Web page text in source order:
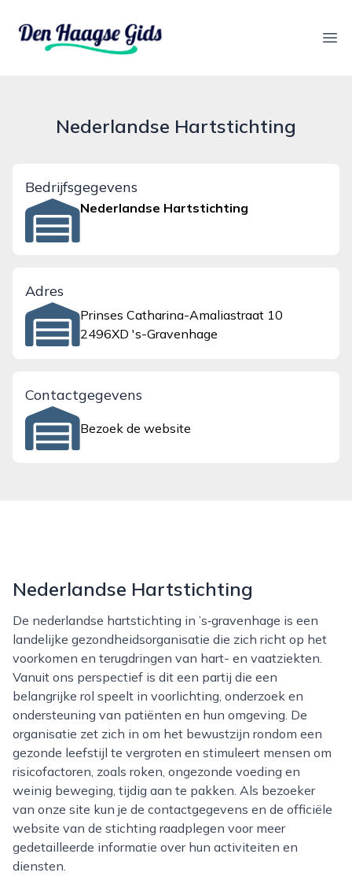
denhaagsegids.nl
Nederlandse Hartstichting
Bedrijfsgegevens
Nederlandse Hartstichting
Adres
Prinses Catharina-Amaliastraat 10
2496XD 's-Gravenhage
Contactgegevens
Bezoek de website
Nederlandse Hartstichting
De nederlandse hartstichting in ’s‑gravenhage is een
landelijke gezondheidsorganisatie die zich richt op het
voorkomen en terugdringen van hart- en vaatziekten.
Vanuit ons perspectief is dit een partij die een
belangrijke rol speelt in voorlichting, onderzoek en
ondersteuning van patiënten en hun omgeving. De
organisatie zet zich in om het bewustzijn rondom een
gezonde leefstijl te vergroten en stimuleert mensen om
risicofactoren, zoals roken, ongezonde voeding en
weinig beweging, tijdig aan te pakken. Als bezoeker
van onze site kun je de contactgegevens en de officiële
website van de stichting raadplegen voor meer
gedetailleerde informatie over hun activiteiten en
diensten.